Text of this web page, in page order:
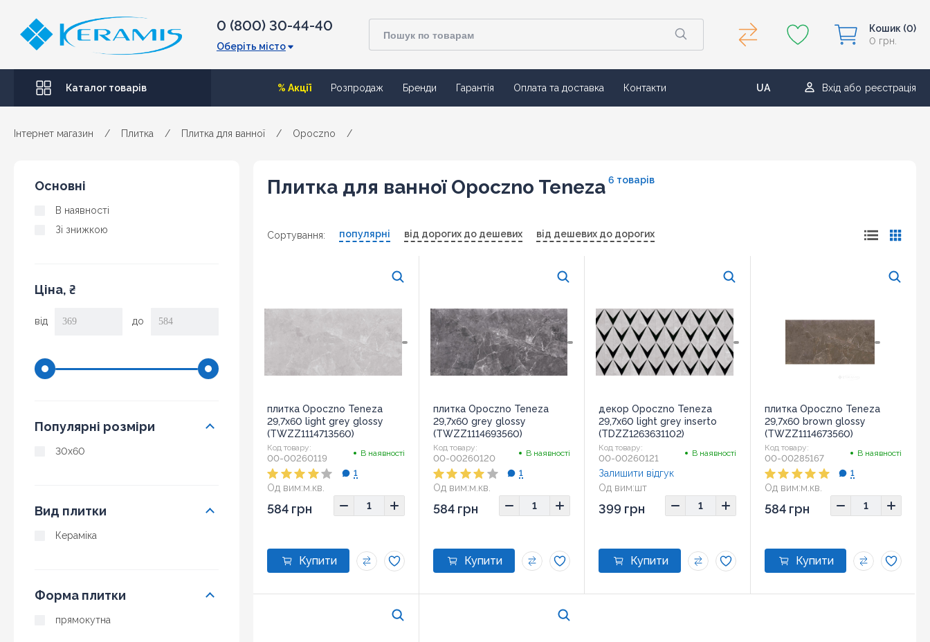
0 (800) 30-44-40
Оберіть місто
Кошик (0)
0 грн.
Каталог товарів % Акції Розпродаж Бренди Гарантія Оплата та доставка Контакти
UA
RU
Вхід або реєстрація
Інтернет магазин / Плитка / Плитка для ванної / Opoczno /
Основні
В наявності
Зі знижкою
Ціна, ₴
від до
Популярні розміри
30x60
Вид плитки
Кераміка
Форма плитки
прямокутна
Плитка для ванної Opoczno Teneza 6 товарів
Сортування: популярні від дорогих до дешевих від дешевих до дорогих
плитка Opoczno Teneza
29,7x60 light grey glossy
(TWZZ1114713560)
Код товару:
00-00260119 В наявності
Од вим:м.кв.
1
584 грн
плитка Opoczno Teneza
29,7x60 grey glossy
(TWZZ1114693560)
Код товару:
00-00260120 В наявності
Од вим:м.кв.
1
584 грн
декор Opoczno Teneza
29,7x60 light grey inserto
(TDZZ1263631102)
Код товару:
00-00260121 В наявності
Од вим:шт
Залишити відгук
399 грн
плитка Opoczno Teneza
29,7x60 brown glossy
(TWZZ1114673560)
Код товару:
00-00285167 В наявності
Од вим:м.кв.
1
584 грн